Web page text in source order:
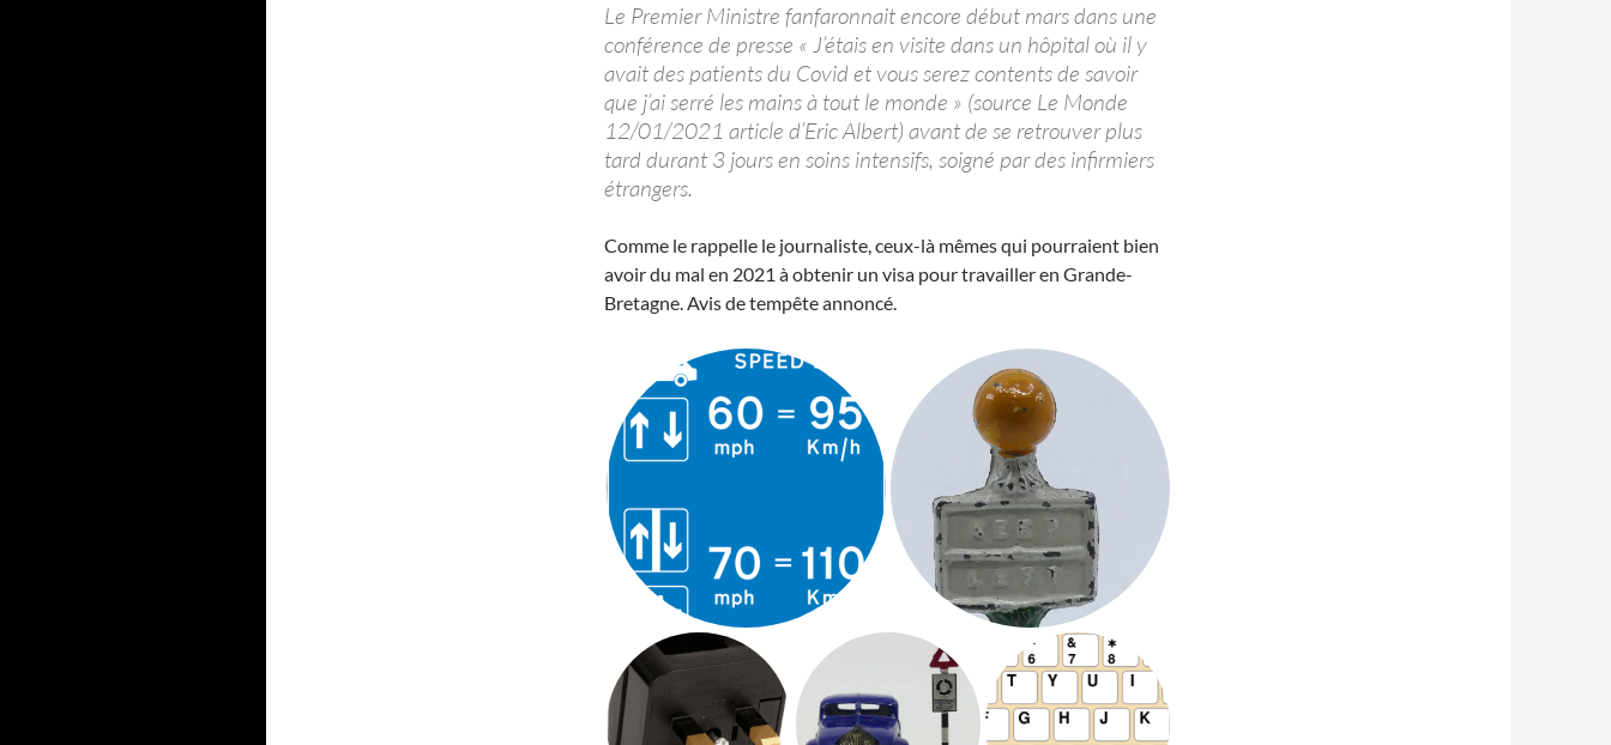
Le Premier Ministre fanfaronnait encore début mars dans une
conférence de presse « J’étais en visite dans un hôpital où il y
avait des patients du Covid et vous serez contents de savoir
que j’ai serré les mains à tout le monde » (source Le Monde
12/01/2021 article d’Eric Albert) avant de se retrouver plus
tard durant 3 jours en soins intensifs, soigné par des infirmiers
étrangers.
Comme le rappelle le journaliste, ceux-là mêmes qui pourraient bien
avoir du mal en 2021 à obtenir un visa pour travailler en Grande-
Bretagne. Avis de tempête annoncé.